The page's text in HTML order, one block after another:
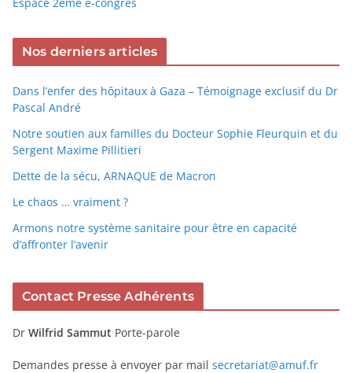
Nos derniers articles
Dans l’enfer des hôpitaux à Gaza – Témoignage exclusif du Dr
Pascal André
Notre soutien aux familles du Docteur Sophie Fleurquin et du
Sergent Maxime Pillitieri
Dette de la sécu, ARNAQUE de Macron
Le chaos … vraiment ?
Armons notre système sanitaire pour être en capacité
d’affronter l’avenir
Contact Presse Adhérents
Dr Wilfrid Sammut Porte-parole
Demandes presse à envoyer par mail secretariat@amuf.fr